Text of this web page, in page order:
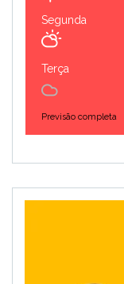
Segunda
Terça
Previsão completa